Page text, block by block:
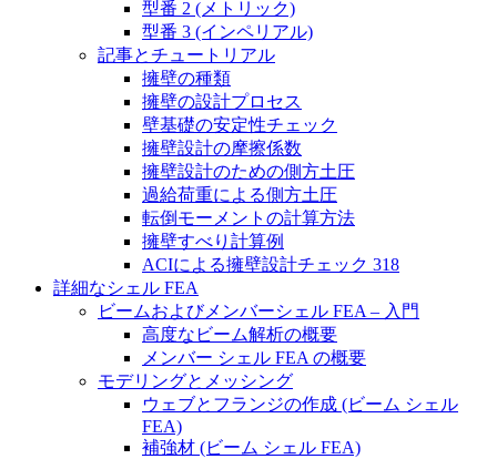
型番 2 (メトリック)
型番 3 (インペリアル)
記事とチュートリアル
擁壁の種類
擁壁の設計プロセス
壁基礎の安定性チェック
擁壁設計の摩擦係数
擁壁設計のための側方土圧
過給荷重による側方土圧
転倒モーメントの計算方法
擁壁すべり計算例
ACIによる擁壁設計チェック 318
詳細なシェル FEA
ビームおよびメンバーシェル FEA – 入門
高度なビーム解析の概要
メンバー シェル FEA の概要
モデリングとメッシング
ウェブとフランジの作成 (ビーム シェル
FEA)
補強材 (ビーム シェル FEA)